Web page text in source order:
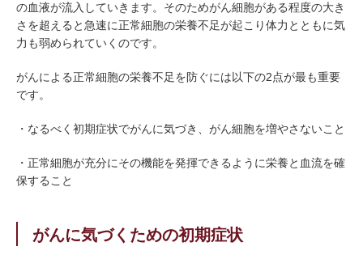
の血液が流入していきます。そのためがん細胞がある程度の大き
さを超えると急速に正常細胞の栄養不足が起こり体力とともに気
力も弱められていくのです。
がんによる正常細胞の栄養不足を防ぐには以下の2点が最も重要
です。
・なるべく初期症状でがんに気づき、がん細胞を増やさないこと
・正常細胞が充分にその機能を発揮できるように栄養と血流を確
保すること
がんに気づくための初期症状